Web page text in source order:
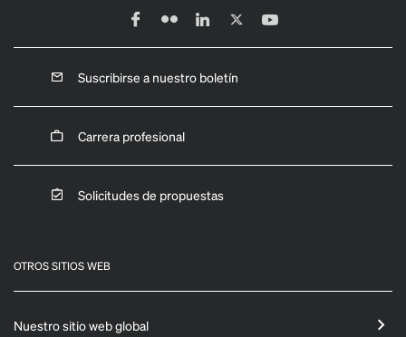
Suscribirse a nuestro boletín
Carrera profesional
Solicitudes de propuestas
OTROS SITIOS WEB
Nuestro sitio web global